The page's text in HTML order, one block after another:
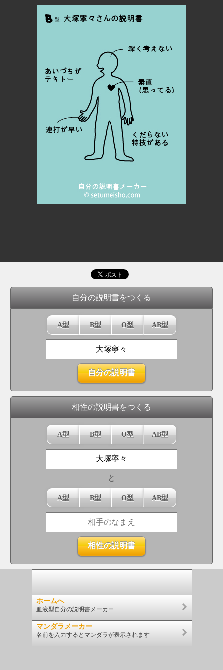
自分の説明書をつくる
A型 B型 O型 AB型
相性の説明書をつくる
A型 B型 O型 AB型
と
A型 B型 O型 AB型
ホームへ
血液型自分の説明書メーカー
マンダラメーカー
名前を入力するとマンダラが表示されます